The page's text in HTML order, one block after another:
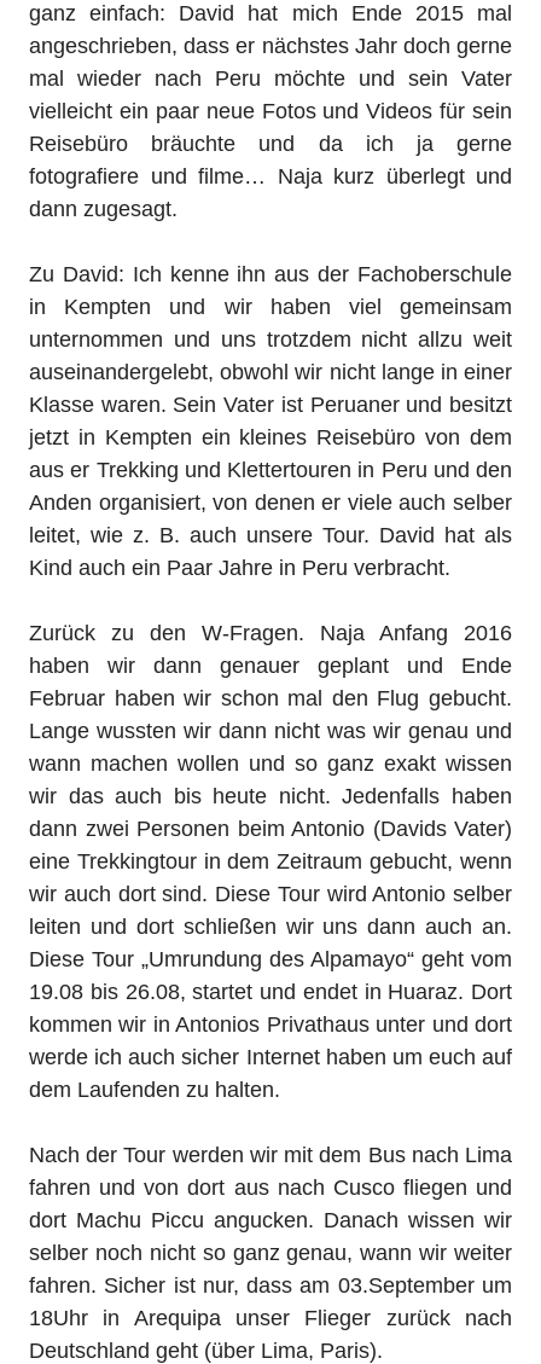
ganz einfach: David hat mich Ende 2015 mal
angeschrieben, dass er nächstes Jahr doch gerne
mal wieder nach Peru möchte und sein Vater
vielleicht ein paar neue Fotos und Videos für sein
Reisebüro bräuchte und da ich ja gerne
fotografiere und filme… Naja kurz überlegt und
dann zugesagt.
Zu David: Ich kenne ihn aus der Fachoberschule
in Kempten und wir haben viel gemeinsam
unternommen und uns trotzdem nicht allzu weit
auseinandergelebt, obwohl wir nicht lange in einer
Klasse waren. Sein Vater ist Peruaner und besitzt
jetzt in Kempten ein kleines Reisebüro von dem
aus er Trekking und Klettertouren in Peru und den
Anden organisiert, von denen er viele auch selber
leitet, wie z. B. auch unsere Tour. David hat als
Kind auch ein Paar Jahre in Peru verbracht.
Zurück zu den W-Fragen. Naja Anfang 2016
haben wir dann genauer geplant und Ende
Februar haben wir schon mal den Flug gebucht.
Lange wussten wir dann nicht was wir genau und
wann machen wollen und so ganz exakt wissen
wir das auch bis heute nicht. Jedenfalls haben
dann zwei Personen beim Antonio (Davids Vater)
eine Trekkingtour in dem Zeitraum gebucht, wenn
wir auch dort sind. Diese Tour wird Antonio selber
leiten und dort schließen wir uns dann auch an.
Diese Tour „Umrundung des Alpamayo“ geht vom
19.08 bis 26.08, startet und endet in Huaraz. Dort
kommen wir in Antonios Privathaus unter und dort
werde ich auch sicher Internet haben um euch auf
dem Laufenden zu halten.
Nach der Tour werden wir mit dem Bus nach Lima
fahren und von dort aus nach Cusco fliegen und
dort Machu Piccu angucken. Danach wissen wir
selber noch nicht so ganz genau, wann wir weiter
fahren. Sicher ist nur, dass am 03.September um
18Uhr in Arequipa unser Flieger zurück nach
Deutschland geht (über Lima, Paris).